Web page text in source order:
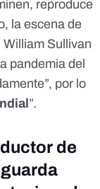
reproduce
la escena de
William Sullivan
pandemia del
por lo
”.
de